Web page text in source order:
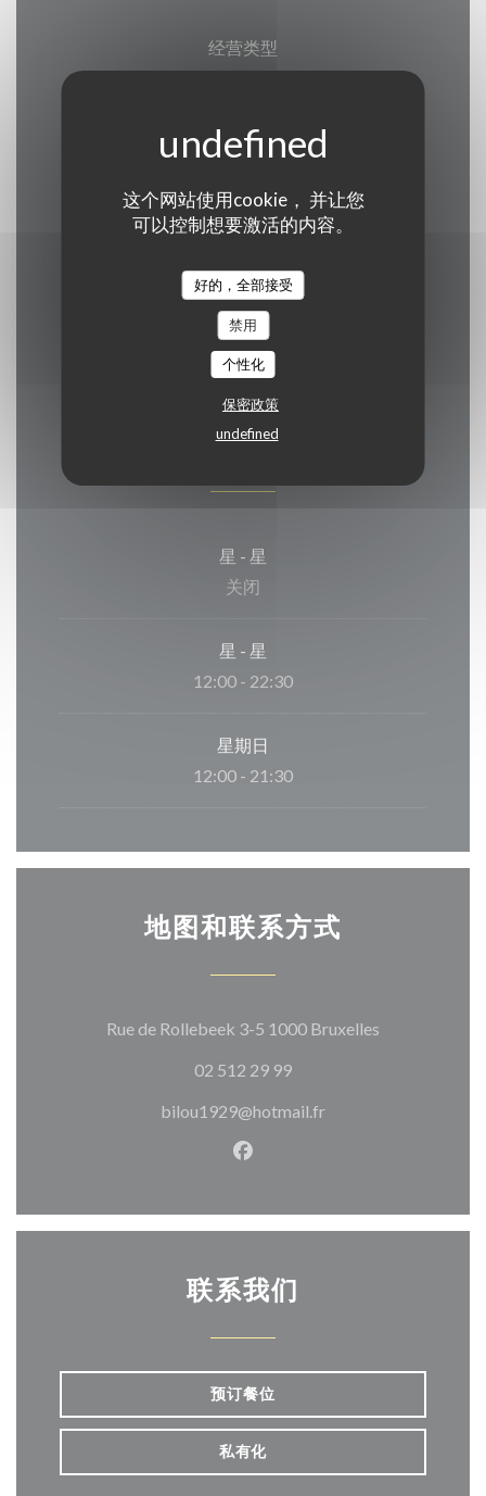
这个网站使用cookie， 并让您
可以控制想要激活的内容。
好的，全部接受
禁用
个性化
保密政策
undefined
经营类型
传统餐厅, 熟食
服务
上网, 熟食店
欧洲卡/万事达卡, Bancontact / Mister Cash, 现
金, 签证, 借记卡
营业时间
星 - 星
关闭
星 - 星
12:00 - 22:30
星期日
12:00 - 21:30
地图和联系方式
Rue de Rollebeek 3-5 1000 Bruxelles
02 512 29 99
bilou1929@hotmail.fr
Facebook ((在新窗口中打开
联系我们
预订餐位
私有化